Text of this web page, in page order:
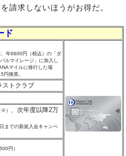
請求しないほうがお得だ。
ド
年6600円（税込）の「ダ
ルマイレージ」に加入し
マイルに移行した場
円換算。
ストクラブ
※） 、次年度以降2万
までの新規入会キャンペ
円）